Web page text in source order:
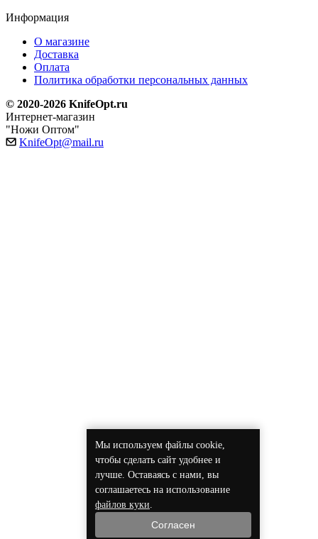
Мы используем файлы cookie,
чтобы сделать сайт удобнее и
лучше. Оставаясь с нами, вы
соглашаетесь на использование
файлов куки.
Согласен
Информация
О магазине
Доставка
Оплата
Политика обработки персональных данных
© 2020-2026 KnifeOpt.ru
Интернет-магазин
"Ножи Оптом"
KnifeOpt@mail.ru